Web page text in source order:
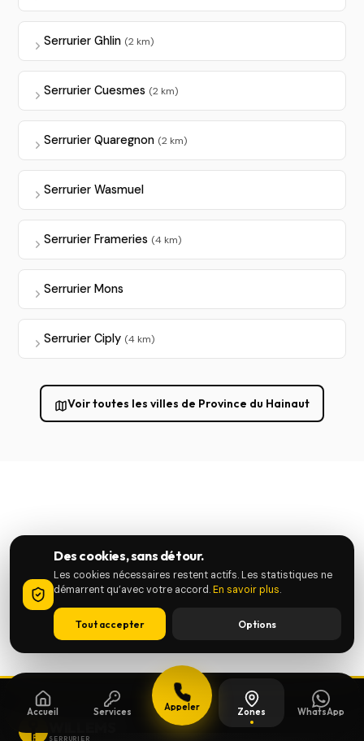
Accueil Services Appeler Zones WhatsApp
Serrurier Ghlin (2 km)
Serrurier Cuesmes (2 km)
Serrurier Quaregnon (2 km)
Serrurier Wasmuel
Serrurier Frameries (4 km)
Serrurier Mons
Serrurier Ciply (4 km)
Voir toutes les villes de Province du Hainaut
SERRURIER
Des cookies, sans détour.
Les cookies nécessaires restent actifs. Les statistiques ne
démarrent qu’avec votre accord.En savoir plus.
Tout accepter Options